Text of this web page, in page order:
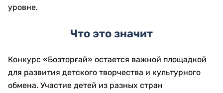
уровне.
Что это значит
Конкурс «Бозторғай» остается важной площадкой
для развития детского творчества и культурного
обмена. Участие детей из разных стран